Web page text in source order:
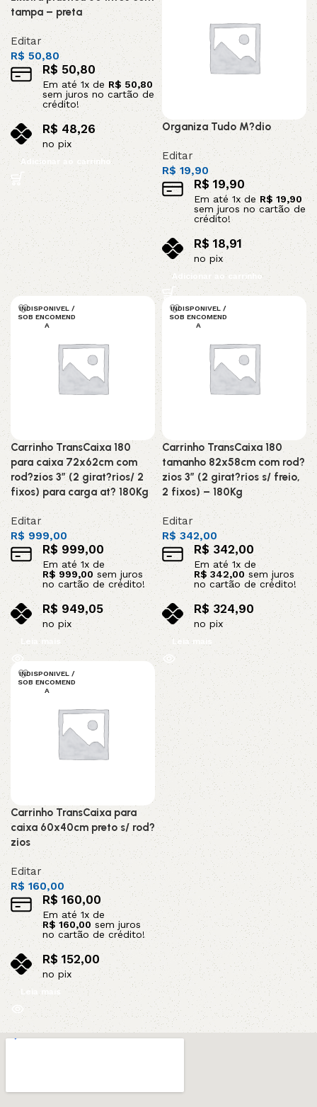
tampa – preta
Editar
R$50,80
R$ 50,80
Em até 1x de R$ 50,80
sem juros no cartão de
crédito!
R$48,26
no pix
Adicionar ao carrinho
Organiza Tudo M?dio
Editar
R$19,90
R$ 19,90
Em até1x de R$ 19,90
sem juros no cartão de
crédito!
R$ 18,91
no pix
Adicionar ao carrinho
INDISPONIVEL /
SOB ENCOMEND
A
Carrinho TransCaixa 180
para caixa 72x62cm com
rod?zios 3” (2 girat?rios/ 2
fixos) para carga at? 180Kg
Editar
R$ 999,00
R$999,00
Em até 1x de
R$ 999,00 sem juros
no cartão de crédito!
R$949,05
no pix
Leia mais
INDISPONIVEL /
SOB ENCOMEND
A
Carrinho TransCaixa 180
tamanho 82x58cm com rod?
zios 3” (2 girat?rios s/ freio,
2 fixos) – 180Kg
Editar
R$342,00
R$ 342,00
Em até 1x de
R$ 342,00sem juros
no cartão de crédito!
R$ 324,90
no pix
Leia mais
INDISPONIVEL /
SOB ENCOMEND
A
Carrinho TransCaixa para
caixa 60x40cm preto s/ rod?
zios
Editar
R$ 160,00
R$160,00
Em até 1x de
R$160,00 sem juros
no cartão de crédito!
R$152,00
no pix
Leia mais